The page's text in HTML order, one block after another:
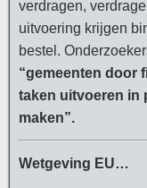
verdragen,
uitvoering krijgen
bestel.
“gemeenten door
taken uitvoeren in
maken”.
Wetgeving EU…